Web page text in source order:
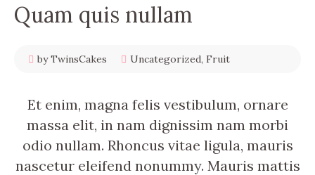
Quam quis nullam
by TwinsCakes Uncategorized, Fruit
Et enim, magna felis vestibulum, ornare
massa elit, in nam dignissim nam morbi
odio nullam. Rhoncus vitae ligula, mauris
nascetur eleifend nonummy. Mauris mattis